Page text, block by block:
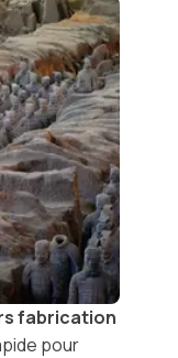
fabrication
pour